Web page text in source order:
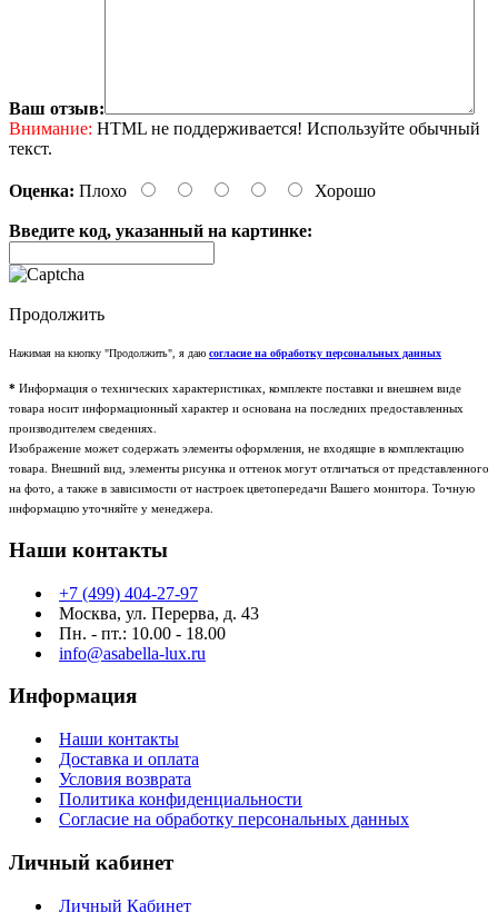
Ваш отзыв:
Внимание: HTML не поддерживается! Используйте обычный
текст.
Оценка: Плохо Хорошо
Введите код, указанный на картинке:
Продолжить
Нажимая на кнопку "Продолжить", я даю согласие на обработку персональных данных
* Информация о технических характеристиках, комплекте поставки и внешнем виде
товара носит информационный характер и основана на последних предоставленных
производителем сведениях.
Изображение может содержать элементы оформления, не входящие в комплектацию
товара. Внешний вид, элементы рисунка и оттенок могут отличаться от представленного
на фото, а также в зависимости от настроек цветопередачи Вашего монитора. Точную
информацию уточняйте у менеджера.
Наши контакты
+7 (499) 404-27-97
Москва, ул. Перерва, д. 43
Пн. - пт.: 10.00 - 18.00
info@asabella-lux.ru
Информация
Наши контакты
Доставка и оплата
Условия возврата
Политика конфиденциальности
Согласие на обработку персональных данных
Личный кабинет
Личный Кабинет